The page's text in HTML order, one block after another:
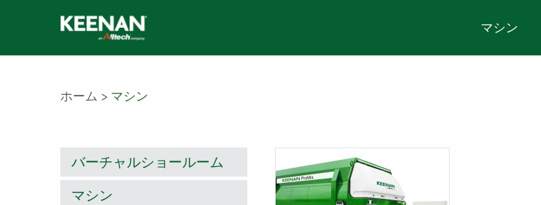
マシン
ホーム > マシン
バーチャルショールーム
マシン